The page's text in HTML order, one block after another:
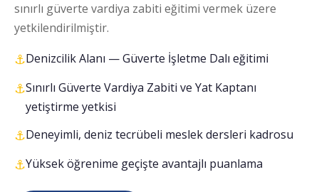
sınırlı güverte vardiya zabiti eğitimi vermek üzere
yetkilendirilmiştir.
Denizcilik Alanı — Güverte İşletme Dalı eğitimi
Sınırlı Güverte Vardiya Zabiti ve Yat Kaptanı
yetiştirme yetkisi
Deneyimli, deniz tecrübeli meslek dersleri kadrosu
Yüksek öğrenime geçişte avantajlı puanlama